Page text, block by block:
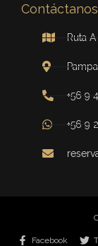
Contáctanos
Ruta
+56 9
+56 9
Facebook